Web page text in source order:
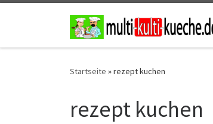
Zum Inhalt springen
Startseite »rezept kuchen
rezept kuchen